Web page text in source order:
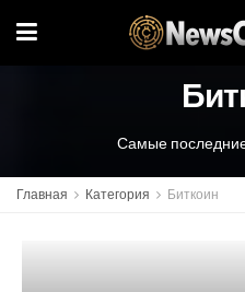
Самые
Главная Категория Биткоин